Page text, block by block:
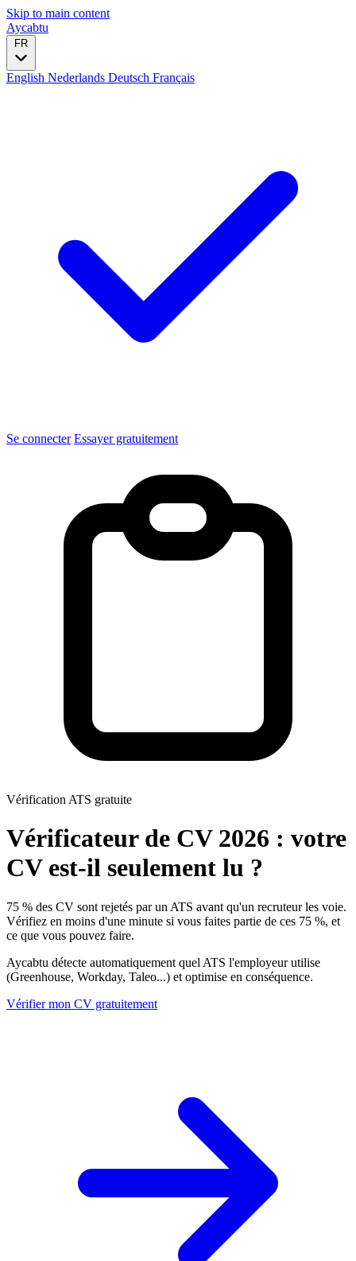
Skip to main content
Aycabtu
FR
English Nederlands Deutsch Français
Se connecter Essayer gratuitement
Vérification ATS gratuite
Vérificateur de CV 2026 : votre
CV est-il seulement lu ?
75 % des CV sont rejetés par un ATS avant qu'un recruteur les voie.
Vérifiez en moins d'une minute si vous faites partie de ces 75 %, et
ce que vous pouvez faire.
Aycabtu détecte automatiquement quel ATS l'employeur utilise
(Greenhouse, Workday, Taleo...) et optimise en conséquence.
Vérifier mon CV gratuitement